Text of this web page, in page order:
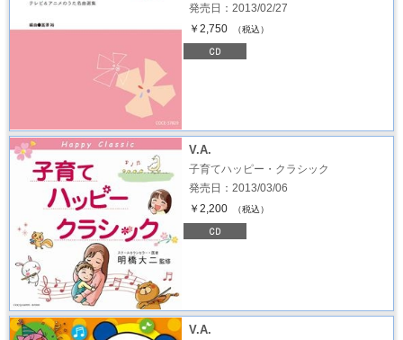
発売日：2013/02/27
￥2,750
（税込）
V.A.
子育てハッピー・クラシック
発売日：2013/03/06
￥2,200
（税込）
V.A.